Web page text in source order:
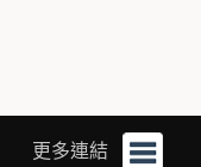
更多連結